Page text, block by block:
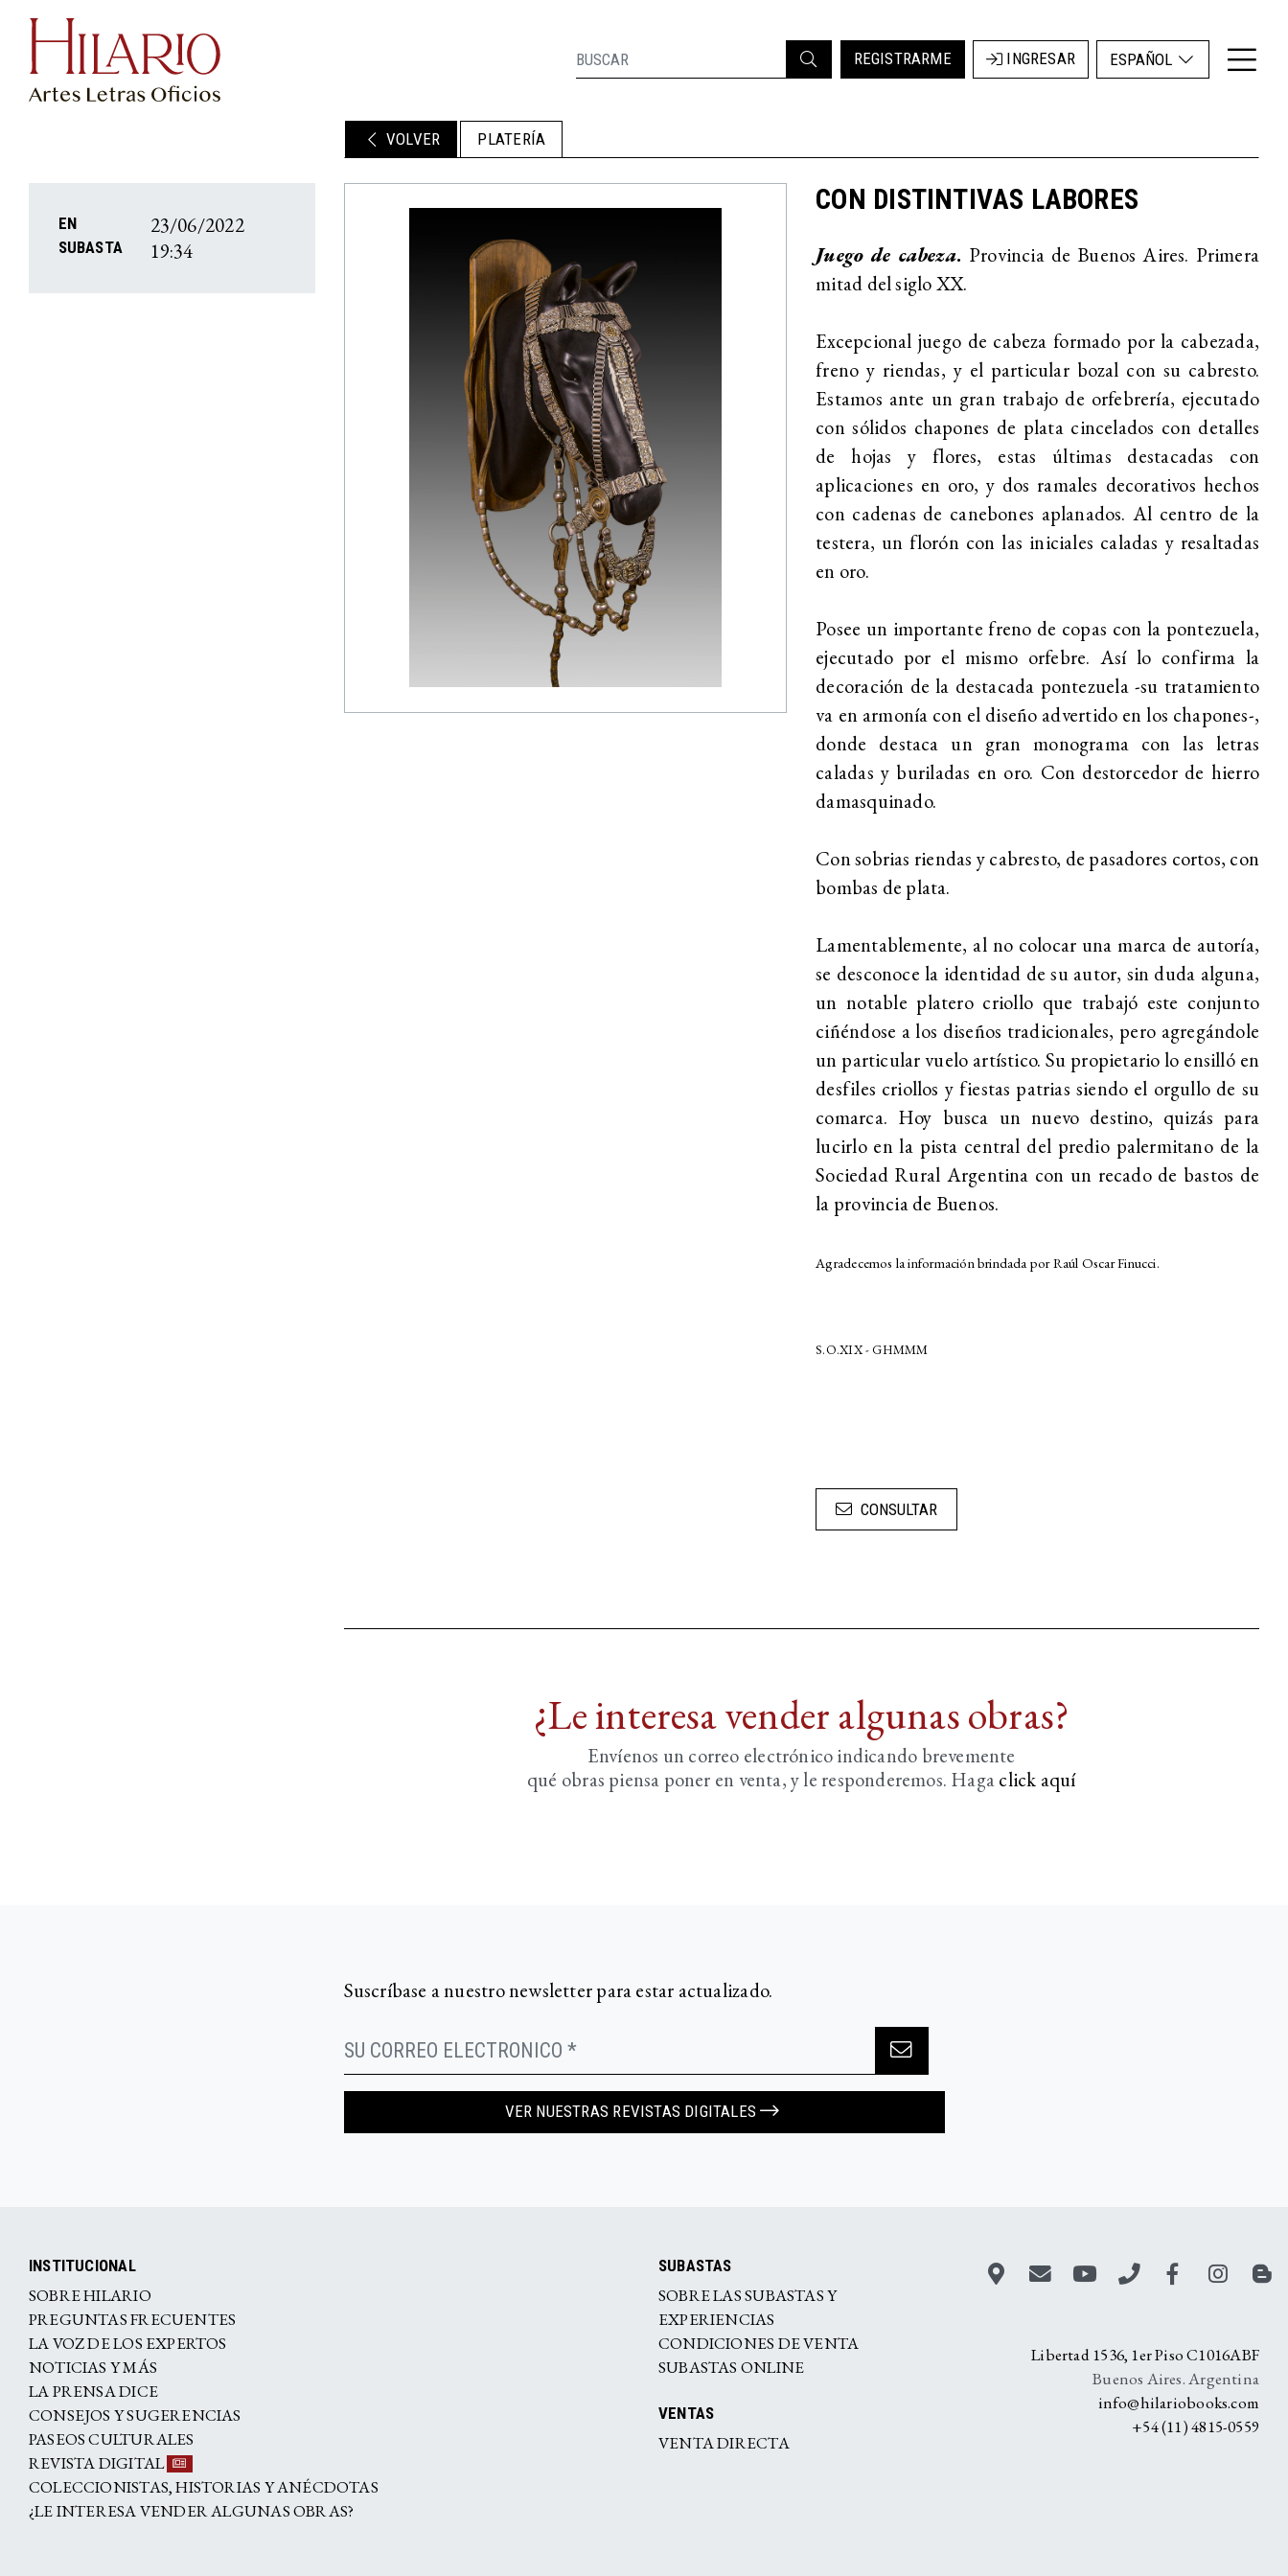
REGISTRARME INGRESAR ESPAÑOL
VOLVER PLATERÍA
CON DISTINTIVAS LABORES
Juego de cabeza. Provincia de Buenos Aires. Primera
mitad del siglo XX.
Excepcional juego de cabeza formado por la cabezada,
freno y riendas, y el particular bozal con su cabresto.
Estamos ante un gran trabajo de orfebrería, ejecutado
con sólidos chapones de plata cincelados con detalles
de hojas y flores, estas últimas destacadas con
aplicaciones en oro, y dos ramales decorativos hechos
con cadenas de canebones aplanados. Al centro de la
testera, un florón con las iniciales caladas y resaltadas
en oro.
Posee un importante freno de copas con la pontezuela,
ejecutado por el mismo orfebre. Así lo confirma la
decoración de la destacada pontezuela -su tratamiento
va en armonía con el diseño advertido en los chapones-,
donde destaca un gran monograma con las letras
caladas y buriladas en oro. Con destorcedor de hierro
damasquinado.
Con sobrias riendas y cabresto, de pasadores cortos, con
bombas de plata.
Lamentablemente, al no colocar una marca de autoría,
se desconoce la identidad de su autor, sin duda alguna,
un notable platero criollo que trabajó este conjunto
ciñéndose a los diseños tradicionales, pero agregándole
un particular vuelo artístico. Su propietario lo ensilló en
desfiles criollos y fiestas patrias siendo el orgullo de su
comarca. Hoy busca un nuevo destino, quizás para
lucirlo en la pista central del predio palermitano de la
Sociedad Rural Argentina con un recado de bastos de
la provincia de Buenos.
Agradecemos la información brindada por Raúl Oscar Finucci.
S.O.XIX - GHMMM
CONSULTAR
EN
SUBASTA
23/06/2022
19:34
¿Le interesa vender algunas obras?
Envíenos un correo electrónico indicando brevemente
qué obras piensa poner en venta, y le responderemos. Hagaclick aquí­
Suscríbase a nuestro newsletter para estar actualizado.
VER NUESTRAS REVISTAS DIGITALES
INSTITUCIONAL
SOBRE HILARIO
PREGUNTAS FRECUENTES
LA VOZ DE LOS EXPERTOS
NOTICIAS Y MÁS
LA PRENSA DICE
CONSEJOS Y SUGERENCIAS
PASEOS CULTURALES
REVISTA DIGITAL
COLECCIONISTAS, HISTORIAS Y ANÉCDOTAS
¿LE INTERESA VENDER ALGUNAS OBRAS?
SUBASTAS
SOBRE LAS SUBASTAS Y
EXPERIENCIAS
CONDICIONES DE VENTA
SUBASTAS ONLINE
VENTAS
VENTA DIRECTA
Libertad 1536, 1er Piso C1016ABF
Buenos Aires. Argentina
info@hilariobooks.com
+54 (11) 4815-0559